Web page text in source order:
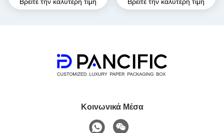
κιβωτίων UVI Eyelash
ματιών που συσκευάζει τη
Κοινωνικά Μέσα